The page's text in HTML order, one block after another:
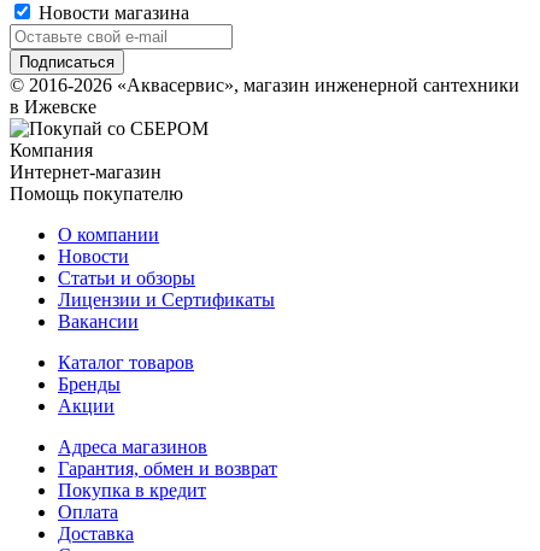
Новости магазина
© 2016-2026 «Аквасервис», магазин инженерной сантехники
в Ижевске
Компания
Интернет-магазин
Помощь покупателю
О компании
Новости
Статьи и обзоры
Лицензии и Сертификаты
Вакансии
Каталог товаров
Бренды
Акции
Адреса магазинов
Гарантия, обмен и возврат
Покупка в кредит
Оплата
Доставка